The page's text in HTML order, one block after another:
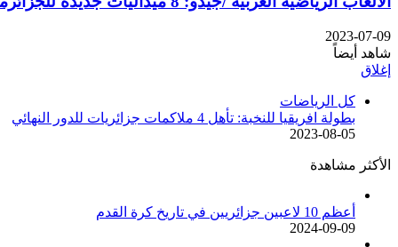
2023-07-09
شاهد أيضاً
إغلاق
كل الرياضات
بطولة افريقيا للنخبة: تأهل 4 ملاكمات جزائريات للدور النهائي
2023-08-05
الأكثر مشاهدة
أعظم 10 لاعبين جزائريين في تاريخ كرة القدم
2024-09-09